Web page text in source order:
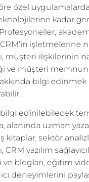
özel
kadar
işletmelerine
müşteri ilişkilerinin
ve müşteri
bilgi
edinilebilecek
alanında uzman
kitaplar, sektör
yazılım
blogları, eğitim
deneyimlerini